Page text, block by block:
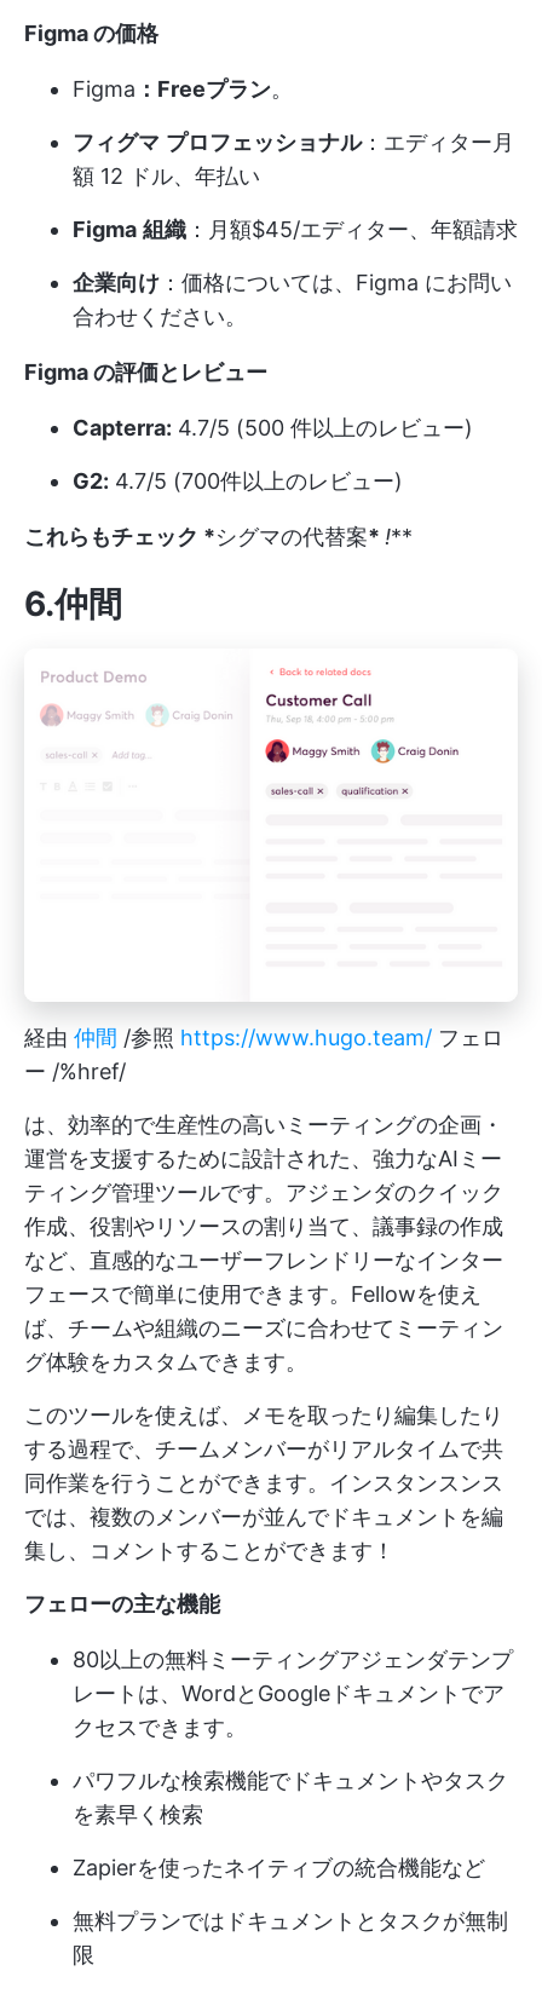
Figma の価格
Figma ：Freeプラン。
フィグマ プロフェッショナル：エディター月
額 12 ドル、年払い
Figma 組織 ：月額$45/エディター、年額請求
企業向け ：価格については、Figma にお問い
合わせください。
Figma の評価とレビュー
Capterra: 4.7/5 (500 件以上のレビュー)
G2: 4.7/5 (700件以上のレビュー)
これらもチェック *シグマの代替案* !**
6.仲間
経由 仲間 /参照 https://www.hugo.team/ フェロ
ー /%href/
は、効率的で生産性の高いミーティングの企画・
運営を支援するために設計された、強力なAIミー
ティング管理ツールです。アジェンダのクイック
作成、役割やリソースの割り当て、議事録の作成
など、直感的なユーザーフレンドリーなインター
フェースで簡単に使用できます。Fellowを使え
ば、チームや組織のニーズに合わせてミーティン
グ体験をカスタムできます。
このツールを使えば、メモを取ったり編集したり
する過程で、チームメンバーがリアルタイムで共
同作業を行うことができます。インスタンスンス
では、複数のメンバーが並んでドキュメントを編
集し、コメントすることができます！
フェローの主な機能
80以上の無料ミーティングアジェンダテンプ
レートは、WordとGoogleドキュメントでア
クセスできます。
パワフルな検索機能でドキュメントやタスク
を素早く検索
Zapierを使ったネイティブの統合機能など
無料プランではドキュメントとタスクが無制
限